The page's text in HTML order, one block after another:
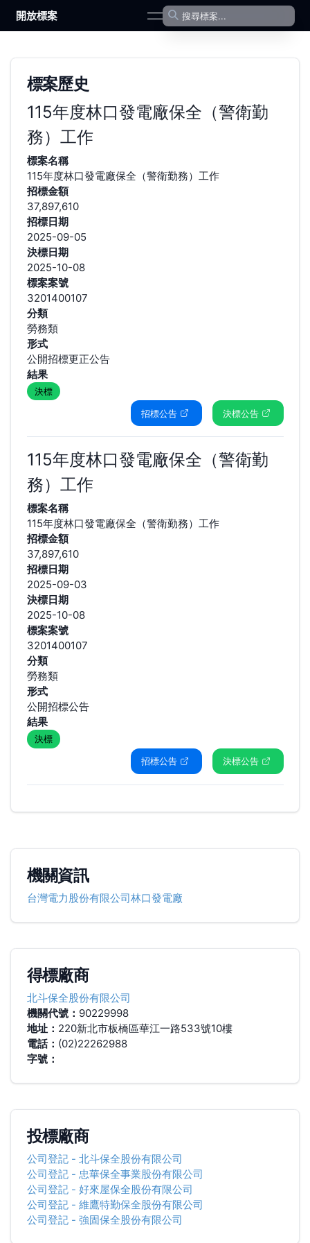
開放標案 open navigation menu
標案歷史
115年度林口發電廠保全（警衛勤
務）工作
標案名稱
115年度林口發電廠保全（警衛勤務）工作
招標金額
37,897,610
招標日期
2025-09-05
決標日期
2025-10-08
標案案號
3201400107
分類
勞務類
形式
公開招標更正公告
結果
決標
招標公告
決標公告
115年度林口發電廠保全（警衛勤
務）工作
標案名稱
115年度林口發電廠保全（警衛勤務）工作
招標金額
37,897,610
招標日期
2025-09-03
決標日期
2025-10-08
標案案號
3201400107
分類
勞務類
形式
公開招標公告
結果
決標
招標公告
決標公告
機關資訊
台灣電力股份有限公司林口發電廠
得標廠商
北斗保全股份有限公司
機關代號： 90229998
地址： 220新北市板橋區華江一路533號10樓
電話： (02)22262988
字號：
投標廠商
公司登記- 北斗保全股份有限公司
公司登記- 忠華保全事業股份有限公司
公司登記- 好來屋保全股份有限公司
公司登記- 維鷹特勤保全股份有限公司
公司登記- 強固保全股份有限公司